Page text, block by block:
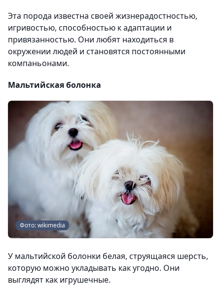
Эта порода известна своей жизнерадостностью,
игривостью, способностью к адаптации и
привязанностью. Они любят находиться в
окружении людей и становятся постоянными
компаньонами.
Мальтийская болонка
Фото: wikimedia
У мальтийской болонки белая, струящаяся шерсть,
которую можно укладывать как угодно. Они
выглядят как игрушечные.